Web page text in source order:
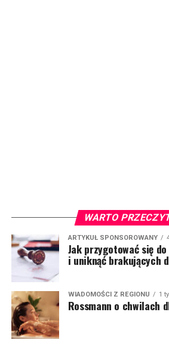
WARTO
ARTYKUŁ SPONSOROWANY
Jak przygotować się
i uniknąć brakujących
WIADOMOŚCI Z REGIONU 1
Rossmann o chwilach